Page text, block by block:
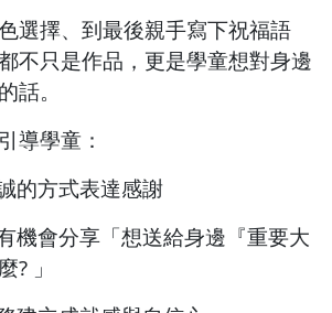
選擇、到最後親手寫下祝福語
不只是作品，更是學童想對身邊
話。
導學童：
的方式表達感謝
機會分享「想送給身邊『重要大
? 」